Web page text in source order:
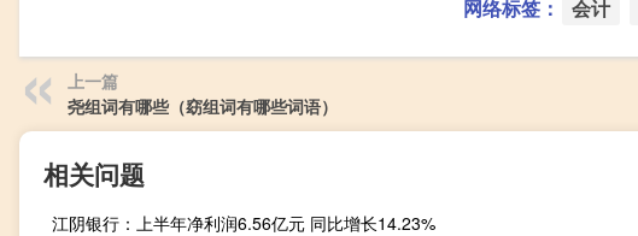
网络标签： 会计
上一篇
尧组词有哪些（窈组词有哪些词语）
相关问题
江阴银行：上半年净利润6.56亿元 同比增长14.23%